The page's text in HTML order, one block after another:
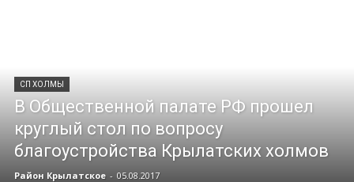
СП ХОЛМЫ
В Общественной палате РФ прошел
круглый стол по вопросу
благоустройства Крылатских холмов
Район Крылатское - 05.08.2017